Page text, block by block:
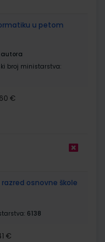
u petom
autora
broj ministarstva:
€
razred osnovne škole
6138
€